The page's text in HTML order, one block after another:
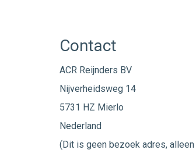
Contact
ACR Reijnders BV
Nijverheidsweg 14
5731 HZ Mierlo
Nederland
(Dit is geen bezoek adres, alleen